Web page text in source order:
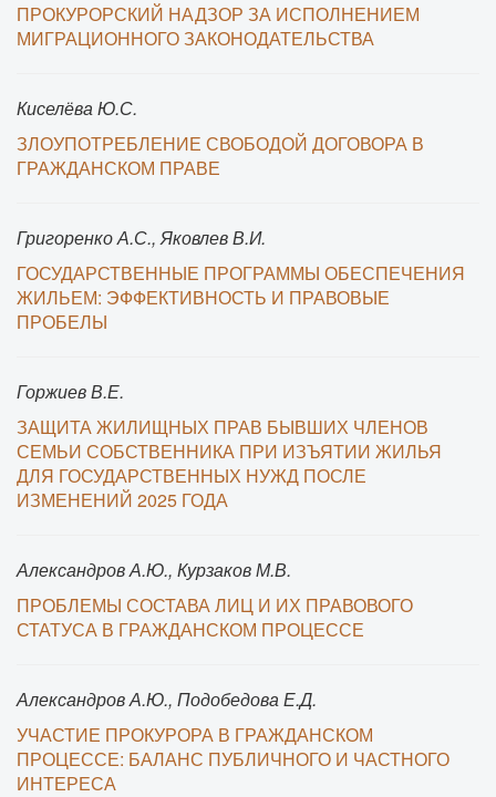
ПРОКУРОРСКИЙ НАДЗОР ЗА ИСПОЛНЕНИЕМ
МИГРАЦИОННОГО ЗАКОНОДАТЕЛЬСТВА
Киселёва Ю.С.
ЗЛОУПОТРЕБЛЕНИЕ СВОБОДОЙ ДОГОВОРА В
ГРАЖДАНСКОМ ПРАВЕ
Григоренко А.С., Яковлев В.И.
ГОСУДАРСТВЕННЫЕ ПРОГРАММЫ ОБЕСПЕЧЕНИЯ
ЖИЛЬЕМ: ЭФФЕКТИВНОСТЬ И ПРАВОВЫЕ
ПРОБЕЛЫ
Горжиев В.Е.
ЗАЩИТА ЖИЛИЩНЫХ ПРАВ БЫВШИХ ЧЛЕНОВ
СЕМЬИ СОБСТВЕННИКА ПРИ ИЗЪЯТИИ ЖИЛЬЯ
ДЛЯ ГОСУДАРСТВЕННЫХ НУЖД ПОСЛЕ
ИЗМЕНЕНИЙ 2025 ГОДА
Александров А.Ю., Курзаков М.В.
ПРОБЛЕМЫ СОСТАВА ЛИЦ И ИХ ПРАВОВОГО
СТАТУСА В ГРАЖДАНСКОМ ПРОЦЕССЕ
Александров А.Ю., Подобедова Е.Д.
УЧАСТИЕ ПРОКУРОРА В ГРАЖДАНСКОМ
ПРОЦЕССЕ: БАЛАНС ПУБЛИЧНОГО И ЧАСТНОГО
ИНТЕРЕСА